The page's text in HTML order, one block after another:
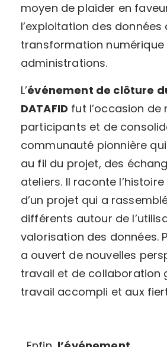
moyen de plaider en
l’exploitation des données
transformation numérique
administrations.
L’événement de clôture
DATAFID fut l’occasion de
participants et de
communauté pionnière qui
au fil du projet, des
ateliers. Il raconte
d’un projet qui a
différents autour de
valorisation des données.
a ouvert de nouvelles
travail et de collaboration
travail accompli et aux